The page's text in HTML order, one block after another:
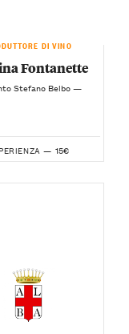
DI VINO
Fontanette
Stefano Belbo —
— 15€